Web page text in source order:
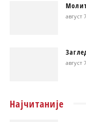
август
август
Најчитаније